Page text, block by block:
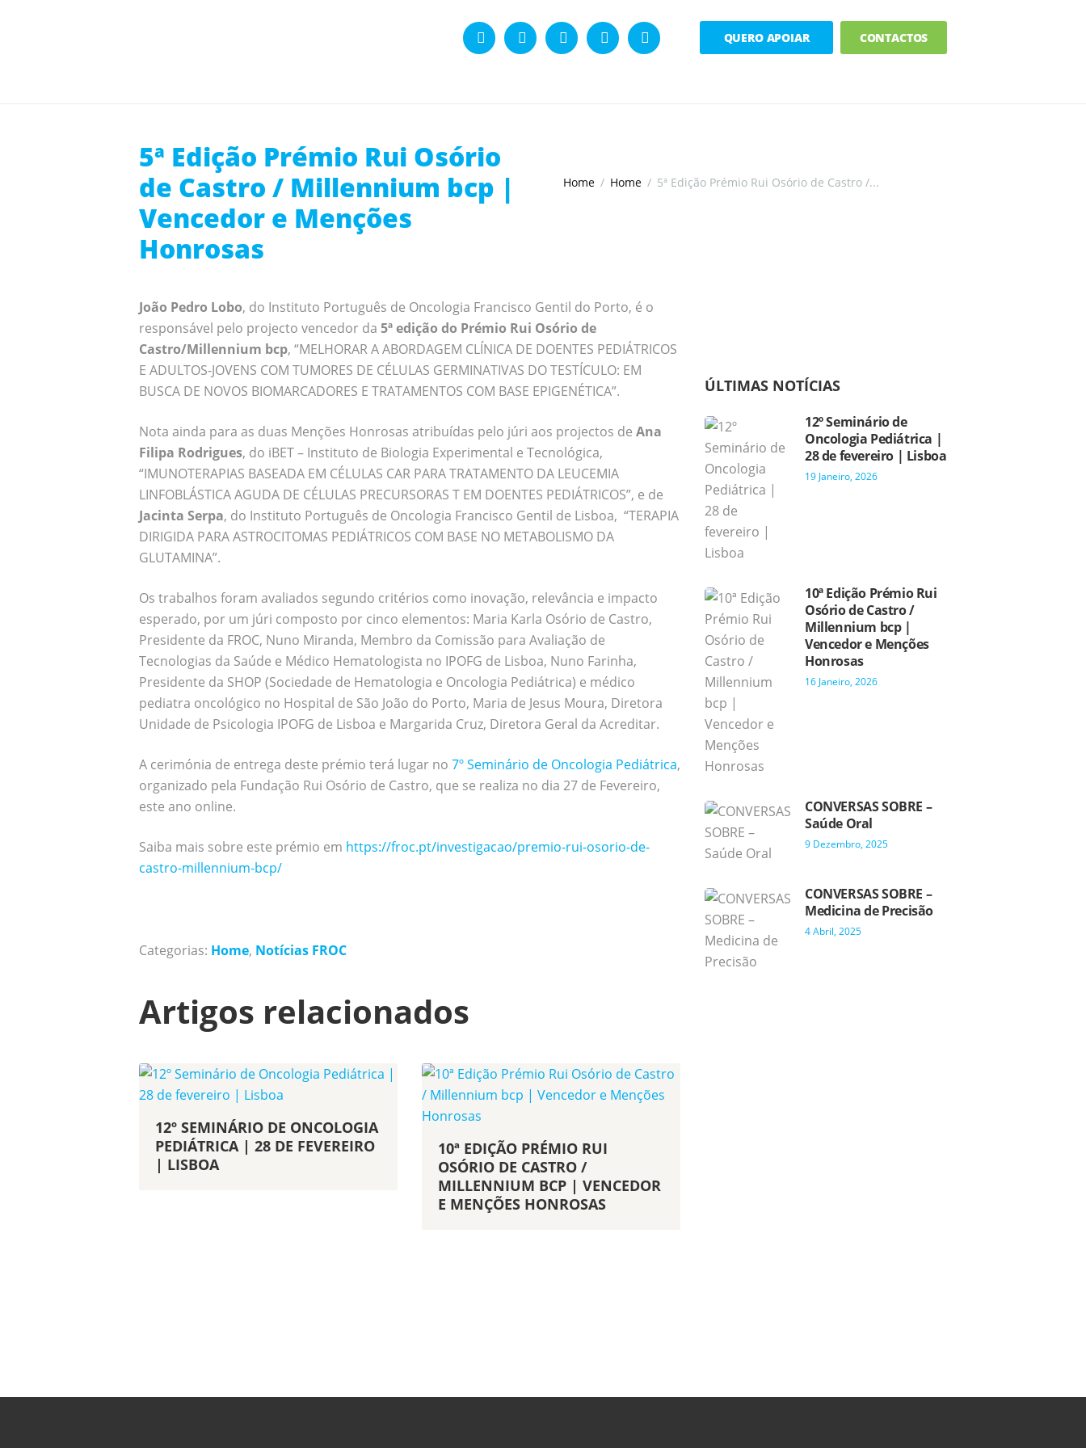
QUERO APOIAR CONTACTOS
5ª Edição Prémio Rui Osório
de Castro / Millennium bcp |
Vencedor e Menções
Honrosas
Home Home 5ª Edição Prémio Rui Osório de Castro /...
João Pedro Lobo, do Instituto Português de Oncologia Francisco Gentil do Porto, é o
responsável pelo projecto vencedor da 5ª edição do Prémio Rui Osório de
Castro/Millennium bcp, “MELHORAR A ABORDAGEM CLÍNICA DE DOENTES PEDIÁTRICOS
E ADULTOS-JOVENS COM TUMORES DE CÉLULAS GERMINATIVAS DO TESTÍCULO: EM
BUSCA DE NOVOS BIOMARCADORES E TRATAMENTOS COM BASE EPIGENÉTICA”.
Nota ainda para as duas Menções Honrosas atribuídas pelo júri aos projectos de Ana
Filipa Rodrigues, do iBET – Instituto de Biologia Experimental e Tecnológica,
“IMUNOTERAPIAS BASEADA EM CÉLULAS CAR PARA TRATAMENTO DA LEUCEMIA
LINFOBLÁSTICA AGUDA DE CÉLULAS PRECURSORAS T EM DOENTES PEDIÁTRICOS”, e de
Jacinta Serpa, do Instituto Português de Oncologia Francisco Gentil de Lisboa, “TERAPIA
DIRIGIDA PARA ASTROCITOMAS PEDIÁTRICOS COM BASE NO METABOLISMO DA
GLUTAMINA”.
Os trabalhos foram avaliados segundo critérios como inovação, relevância e impacto
esperado, por um júri composto por cinco elementos: Maria Karla Osório de Castro,
Presidente da FROC, Nuno Miranda, Membro da Comissão para Avaliação de
Tecnologias da Saúde e Médico Hematologista no IPOFG de Lisboa, Nuno Farinha,
Presidente da SHOP (Sociedade de Hematologia e Oncologia Pediátrica) e médico
pediatra oncológico no Hospital de São João do Porto, Maria de Jesus Moura, Diretora
Unidade de Psicologia IPOFG de Lisboa e Margarida Cruz, Diretora Geral da Acreditar.
A cerimónia de entrega deste prémio terá lugar no 7º Seminário de Oncologia Pediátrica,
organizado pela Fundação Rui Osório de Castro, que se realiza no dia 27 de Fevereiro,
este ano online.
Saiba mais sobre este prémio em https://froc.pt/investigacao/premio-rui-osorio-de-
castro-millennium-bcp/
Categorias: Home, Notícias FROC
Artigos relacionados
12º SEMINÁRIO DE ONCOLOGIA
PEDIÁTRICA | 28 DE FEVEREIRO
| LISBOA
10ª EDIÇÃO PRÉMIO RUI
OSÓRIO DE CASTRO /
MILLENNIUM BCP | VENCEDOR
E MENÇÕES HONROSAS
ÚLTIMAS NOTÍCIAS
12º Seminário de
Oncologia Pediátrica |
28 de fevereiro | Lisboa
19 Janeiro, 2026
10ª Edição Prémio Rui
Osório de Castro /
Millennium bcp |
Vencedor e Menções
Honrosas
16 Janeiro, 2026
CONVERSAS SOBRE –
Saúde Oral
9 Dezembro, 2025
CONVERSAS SOBRE –
Medicina de Precisão
4 Abril, 2025